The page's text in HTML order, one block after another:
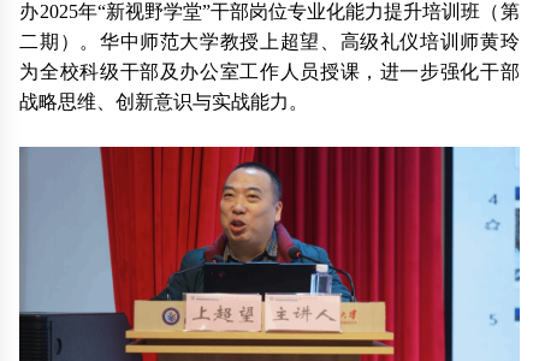
办2025年“新视野学堂”干部岗位专业化能力提升培训班（第
二期）。华中师范大学教授上超望、高级礼仪培训师黄玲
为全校科级干部及办公室工作人员授课，进一步强化干部
战略思维、创新意识与实战能力。